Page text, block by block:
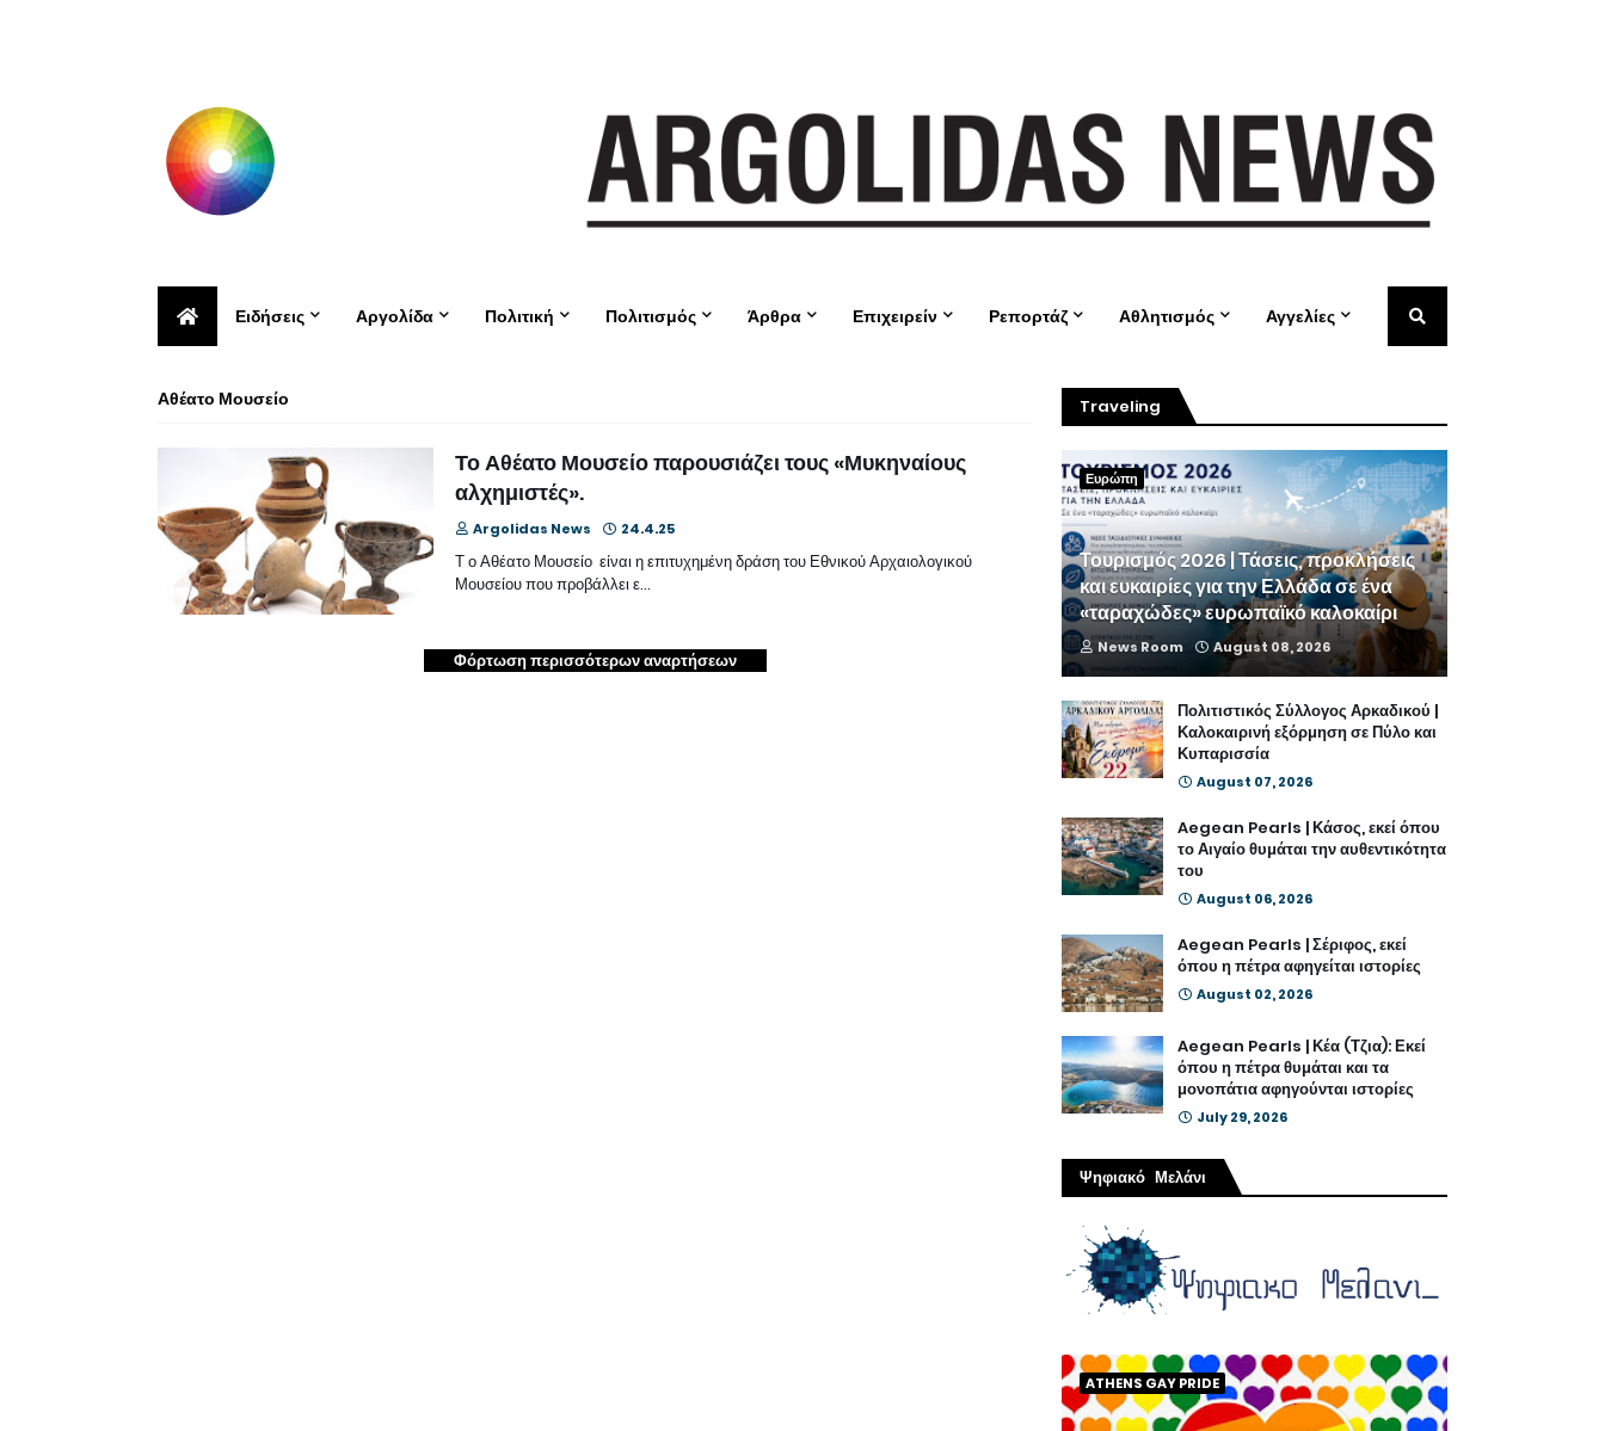
Ειδήσεις Αργολίδα Πολιτική Πολιτισμός Άρθρα Επιχειρείν Ρεπορτάζ Αθλητισμός Αγγελίες
Αθέατο Μουσείο
Το Αθέατο Μουσείο παρουσιάζει τους «Μυκηναίους
αλχημιστές».
Argolidas News 24.4.25
Τ ο Αθέατο Μουσείο είναι η επιτυχημένη δράση του Εθνικού Αρχαιολογικού
Μουσείου που προβάλλει ε…
Φόρτωση περισσότερων αναρτήσεων
Traveling
Ευρώπη
Τουρισμός 2026 | Τάσεις, προκλήσεις
και ευκαιρίες για την Ελλάδα σε ένα
«ταραχώδες» ευρωπαϊκό καλοκαίρι
News Room August 08, 2026
Πολιτιστικός Σύλλογος Αρκαδικού |
Καλοκαιρινή εξόρμηση σε Πύλο και
Κυπαρισσία
August 07, 2026
Aegean Pearls | Κάσος, εκεί όπου
το Αιγαίο θυμάται την αυθεντικότητα
του
August 06, 2026
Aegean Pearls | Σέριφος, εκεί
όπου η πέτρα αφηγείται ιστορίες
August 02, 2026
Aegean Pearls | Κέα (Τζια): Εκεί
όπου η πέτρα θυμάται και τα
μονοπάτια αφηγούνται ιστορίες
July 29, 2026
Ψηφιακό Μελάνι
ATHENS GAY PRIDE